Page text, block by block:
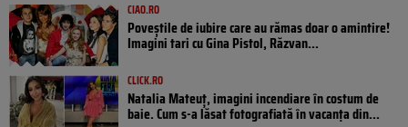
CIAO.RO
Poveştile de iubire care au rămas doar o amintire!
Imagini tari cu Gina Pistol, Răzvan...
CLICK.RO
Natalia Mateuț, imagini incendiare în costum de
baie. Cum s-a lăsat fotografiată în vacanța din...